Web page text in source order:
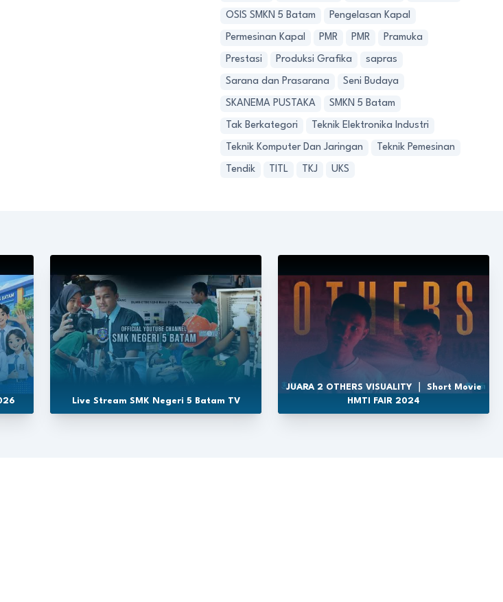
OSIS SMKN 5 Batam Pengelasan Kapal
Permesinan Kapal PMR PMR Pramuka
Prestasi Produksi Grafika sapras
Sarana dan Prasarana Seni Budaya
SKANEMA PUSTAKA SMKN 5 Batam
Tak Berkategori Teknik Elektronika Industri
Teknik Komputer Dan Jaringan Teknik Pemesinan
Tendik TITL TKJ UKS
Live Stream SMK Negeri 5 Batam TV
JUARA 2 OTHERS VISUALITY ｜ Short Movie
HMTI FAIR 2024